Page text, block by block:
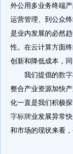
外公用多业务终端
运营管理、到公众
是业内发展的必然
性。在云计算方面
创新和降低成本，
我们提倡的数
整合产业资源加快
化一直是我们积极
字标牌业发展异常
和市场的现状来看